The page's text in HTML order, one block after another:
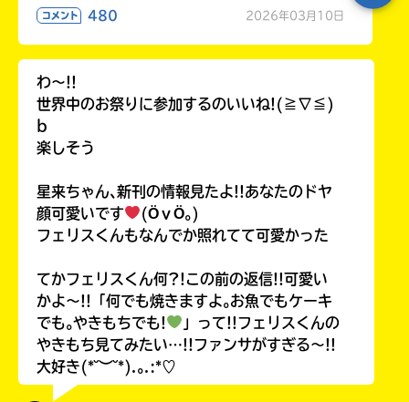
コメント 480 2026年03月10日
わ〜!!
世界中のお祭りに参加するのいいね!(≧∇≦)
b
楽しそう
星来ちゃん､新刊の情報見たよ!!あなたのドヤ
顔可愛いです
(ӦｖӦ｡)
フェリスくんもなんでか照れてて可愛かった
てかフェリスくん何?!この前の返信!!可愛い
かよ〜!!「何でも焼きますよ｡お魚でもケーキ
でも｡やきもちでも!
」って!!フェリスくんの
やきもち見てみたい…!!ファンサがすぎる〜!!
大好き(*˘︶˘*).｡.:*♡